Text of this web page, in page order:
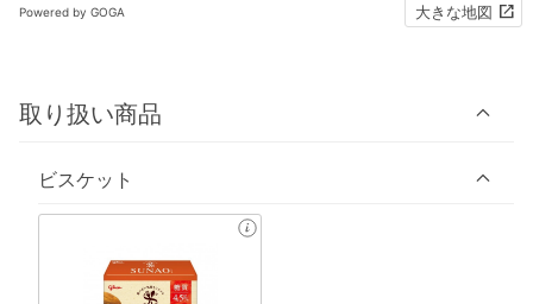
Powered by GOGA 大きな地図
取り扱い商品
ビスケット